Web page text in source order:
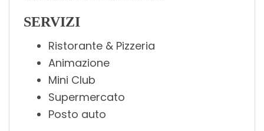
SERVIZI
Ristorante & Pizzeria
Animazione
Mini Club
Supermercato
Posto auto